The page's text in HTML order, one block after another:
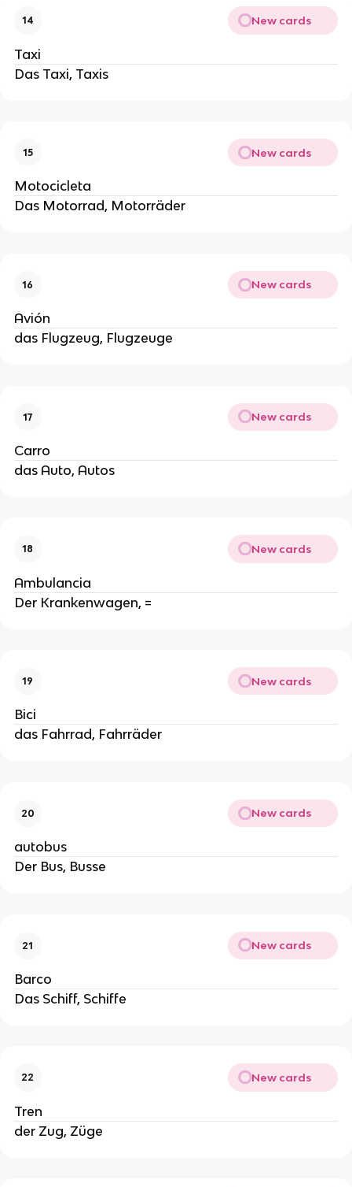
14 New cards
Taxi
Das Taxi, Taxis
15 New cards
Motocicleta
Das Motorrad, Motorräder
16 New cards
Avión
das Flugzeug, Flugzeuge
17 New cards
Carro
das Auto, Autos
18 New cards
Ambulancia
Der Krankenwagen, =
19 New cards
Bici
das Fahrrad, Fahrräder
20 New cards
autobus
Der Bus, Busse
21 New cards
Barco
Das Schiff, Schiffe
22 New cards
Tren
der Zug, Züge